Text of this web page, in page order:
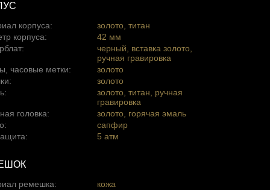
корпуса:
золото, титан
корпуса:
42 мм
черный, вставка золото,
ручная гравировка
часовые метки:
золото
золото
золото, титан, ручная
гравировка
головка:
золото, горячая эмаль
сапфир
5 атм
ремешка:
кожа